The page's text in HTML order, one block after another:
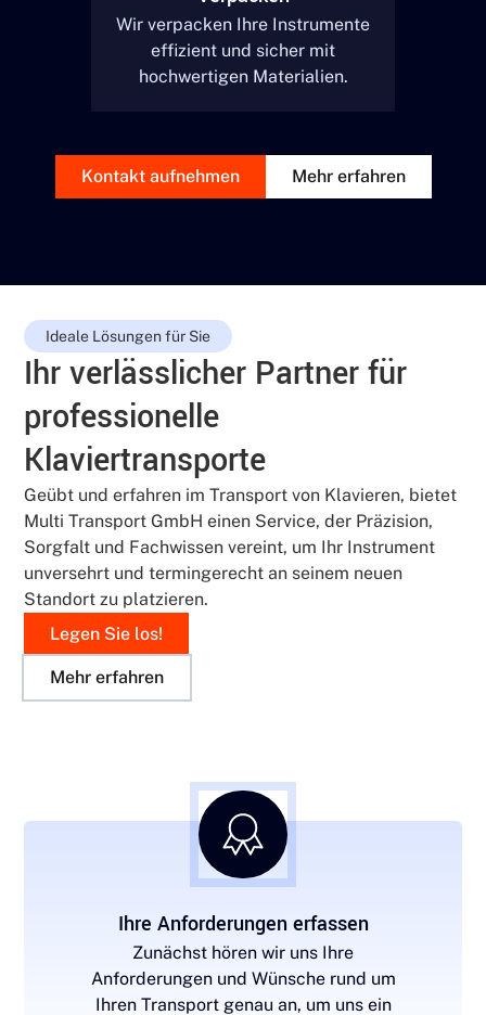
Wir verpacken Ihre Instrumente
effizient und sicher mit
hochwertigen Materialien.
Kontakt aufnehmen Mehr erfahren
Ideale Lösungen für Sie
Ihr verlässlicher Partner für
professionelle
Klaviertransporte
Geübt und erfahren im Transport von Klavieren, bietet
Multi Transport GmbH einen Service, der Präzision,
Sorgfalt und Fachwissen vereint, um Ihr Instrument
unversehrt und termingerecht an seinem neuen
Standort zu platzieren.
Legen Sie los!
Mehr erfahren
Ihre Anforderungen erfassen
Zunächst hören wir uns Ihre
Anforderungen und Wünsche rund um
Ihren Transport genau an, um uns ein